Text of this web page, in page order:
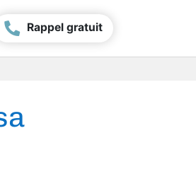
Rappel gratuit